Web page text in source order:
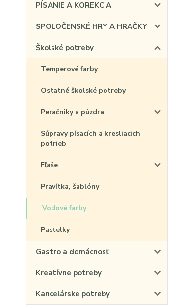
PÍSANIE A KOREKCIA
SPOLOČENSKÉ HRY A HRAČKY
Školské potreby
Temperové farby
Ostatné školské potreby
Peračniky a púzdra
Súpravy písacích a kresliacich
potrieb
Fľaše
Pravítka, šablóny
Vodové farby
Pastelky
Gastro a domácnosť
Kreatívne potreby
Kancelárske potreby